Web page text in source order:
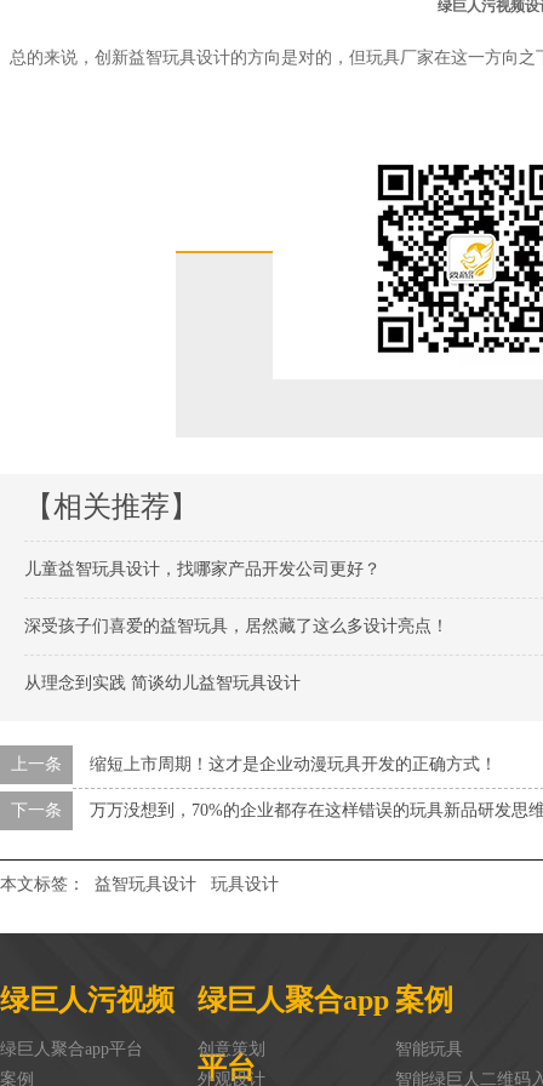
绿巨人污视频设
总的来说，创新益智玩具设计的方向是对的，但玩具厂家在这一方
【相关推荐】
儿童益智玩具设计，找哪家产品开发公司更好？
深受孩子们喜爱的益智玩具，居然藏了这么多设计亮点！
从理念到实践 简谈幼儿益智玩具设计
上一条 缩短上市周期！这才是企业动漫玩具开发的正确方式！
下一条 万万没想到，70%的企业都存在这样错误的玩具新品研发思维
本文标签： 益智玩具设计 玩具设计
绿巨人污视频
绿巨人聚合app平台
案例
绿巨人聚合app
平台
创意策划
外观设计
案例
智能玩具
智能绿巨人二维码